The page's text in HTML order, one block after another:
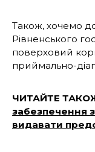
Також, хочемо
Рівненського
поверховий
приймально-
ЧИТАЙТЕ
забезпечення
видавати